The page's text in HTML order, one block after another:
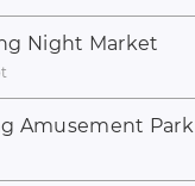
Night Market
Amusement Park